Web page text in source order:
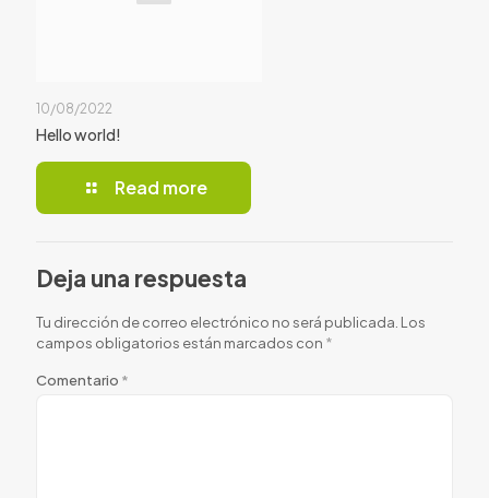
10/08/2022
Hello world!
Read more
Deja una respuesta
Tu dirección de correo electrónico no será publicada. Los
campos obligatorios están marcados con *
Comentario *